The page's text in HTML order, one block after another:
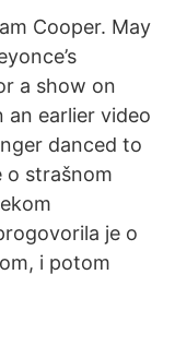
Cooper. May
a show on
an earlier video
danced to
o strašnom
je o
i potom